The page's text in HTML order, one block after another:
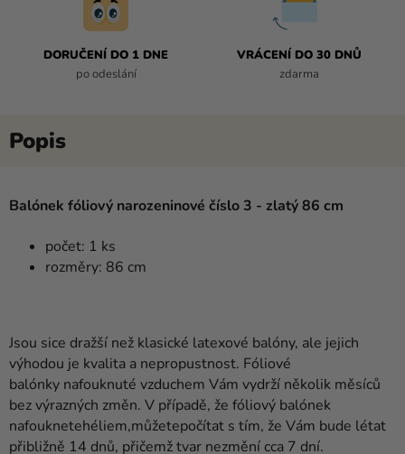
DORUČENÍ DO 1 DNE
po odeslání
VRÁCENÍ DO 30 DNŮ
zdarma
Balónek fóliový narozeninové číslo 3 - zlatý 86 cm
počet: 1 ks
rozměry: 86 cm
Jsou sice dražší než klasické latexové balóny, ale jejich
výhodou je kvalita a nepropustnost. Fóliové
balónky nafouknuté vzduchem Vám vydrží několik měsíců
bezvýrazných změn. V případě, že fóliový balónek
nafouknetehéliem,můžetepočítat s tím, že Vám bude létat
přibližně 14 dnů, přičemž tvar nezmění cca 7 dní.